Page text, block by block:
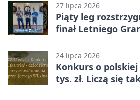
27 lipca 2026
Piąty leg
finał Letniego
24 lipca 2026
Konkurs o
tys. zł. Liczą się